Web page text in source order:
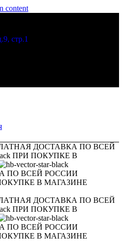
content
стр.1
ДОСТАВКА ПО ВСЕЙ
ПРИ ПОКУПКЕ В
ПО ВСЕЙ РОССИИ
В МАГАЗИНЕ
ДОСТАВКА ПО ВСЕЙ
ПРИ ПОКУПКЕ В
ПО ВСЕЙ РОССИИ
В МАГАЗИНЕ